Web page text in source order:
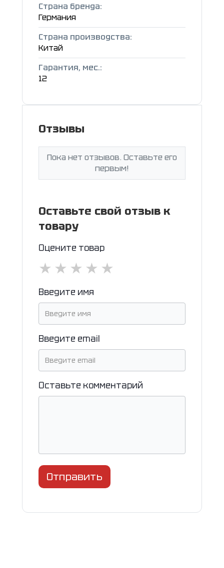
Страна бренда:
Германия
Страна производства:
Китай
Гарантия, мес.:
12
Отзывы
Пока нет отзывов. Оставьте его
первым!
Оставьте свой отзыв к
товару
Оцените товар
★
★
★
★
★
Введите имя
Введите email
Оставьте комментарий
Отправить